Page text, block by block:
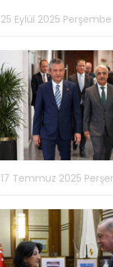
25 Eylül 2025 Perşembe
17 Temmuz 2025